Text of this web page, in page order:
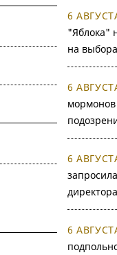
6
"Яблока"
на
6
6
6